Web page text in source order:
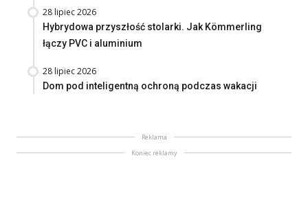
28 lipiec 2026
Hybrydowa przyszłość stolarki. Jak Kömmerling
łączy PVC i aluminium
28 lipiec 2026
Dom pod inteligentną ochroną podczas wakacji
Reklama
Koniec reklamy